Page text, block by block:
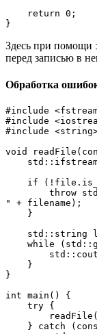
    return 0;
}
Здесь при помощи
перед записью в
Обработка
#include
#include
#include
void
if
" + filename);
    }
std::string
while
    }
}
int main() {
    try {
} catch